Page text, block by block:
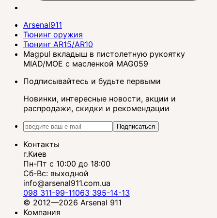
Arsenal911
Тюнинг оружия
Тюнинг AR15/AR10
Magpul вкладыш в пистолетную рукоятку
MIAD/MOE с масленкой MAG059
Подписывайтесь и будьте первыми
Новинки, интересные новости, акции и
распродажи, скидки и рекомендации
Подписаться
Контакты
г.Киев
Пн-Пт с 10:00 до 18:00
Сб-Вс: выходной
info@arsenal911.com.ua
098 311-99-11063 395-14-13
© 2012—2026 Arsenal 911
Компания